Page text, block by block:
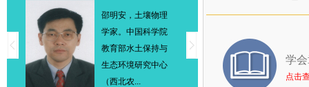
邵明安，土壤物理
学家。中国科学院
教育部水土保持与
生态环境研究中心
（西北农...
学
点击